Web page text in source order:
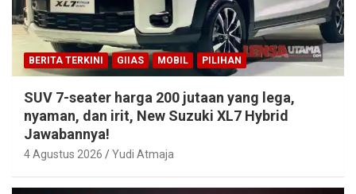
BERITA TERKINI GIIAS MOBIL PILIHAN
SUV 7-seater harga 200 jutaan yang lega,
nyaman, dan irit, New Suzuki XL7 Hybrid
Jawabannya!
4 Agustus 2026 Yudi Atmaja